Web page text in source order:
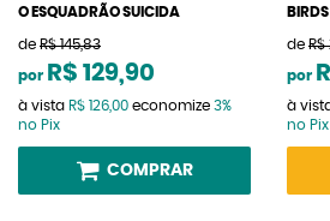
O ESQUADRÃO SUICIDA
de R$ 145,83
por R$ 129,90
à vista R$ 126,00 economize 3%
no Pix
COMPRAR
de R$
por
à
no Pix